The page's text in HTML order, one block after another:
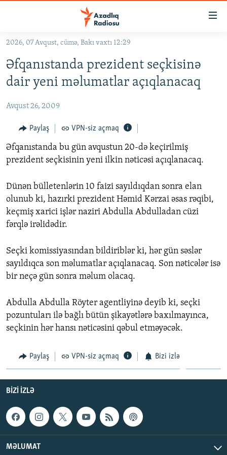
Əsas
qayıt
Əsas
naviqasiyaya
qayıt
#İZAHLA
KORRUPSIOMETR
#ƏSLINDƏ
FƏRQƏ BAX
QANUNI DOĞRU
ARAŞDIRMA
MULTIMEDIA
VIDEO
FOTOQALEREYA
KARIKATURA
RADIO ARXIV
OXU ZALI
İSLAM VƏ DEMOKRATIYA
İZ - MƏDƏNIYYƏT PROQRAMI
HAQQIMIZDA
PEŞƏ ETIKASI VƏ JURNALISTIKA STANDARTLARIMIZ
MATERIALLARIMIZDAN ISTIFADƏ
BIZIMLƏ ƏLAQƏ
XƏBƏR BÜLLETENLƏRIMIZ
BIZI IZLƏ
2026, 07 Avqust, cümə, Bakı vaxtı 12:29
Əfqanıstanda prezident seçkisinə
dair yeni məlumatlar açıqlanacaq
Avqust 26, 2009
Paylaş VPN-siz açmaq
Əfqanıstanda bu gün avqustun 20-də keçirilmiş
prezident seçkisinin yeni ilkin nəticəsi açıqlanacaq.
Dünən bülletenlərin 10 faizi sayıldıqdan sonra elan
olunub ki, hazırki prezident Həmid Kərzai əsas rəqibi,
keçmiş xarici işlər naziri Abdulla Abdulladan cüzi
fərqlə irəlidədir.
Seçki komissiyasından bildiriblər ki, hər gün səslər
sayıldıqca son məlumatlar açıqlanacaq. Son nəticələr isə
bir neçə gün sonra məlum olacaq.
Abdulla Abdulla Röyter agentliyinə deyib ki, seçki
pozuntuları ilə bağlı bütün şikayətlərə baxılmayınca,
seçkinin hər hansı nəticəsini qəbul etməyəcək.
Paylaş VPN-siz açmaq Bizi izlə
BIZI IZLƏ
MƏLUMAT